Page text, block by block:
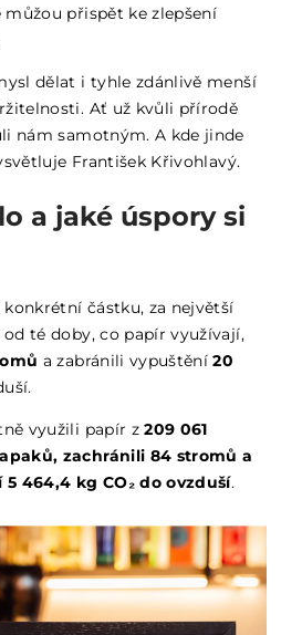
přispět ke zlepšení
dělat i tyhle zdánlivě menší
Ať už kvůli přírodě
nám samotným. A kde jinde
František Křivohlavý.
a jaké úspory si
částku, za největší
té doby, co papír využívají,
a zabránili vypuštění20
využili papír z209 061
zachránili 84 stromů a
464,4 kg CO₂ do ovzduší.